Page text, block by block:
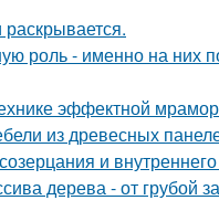
роль - именно на них
эффектной
из древесных
и
дерева - от грубой